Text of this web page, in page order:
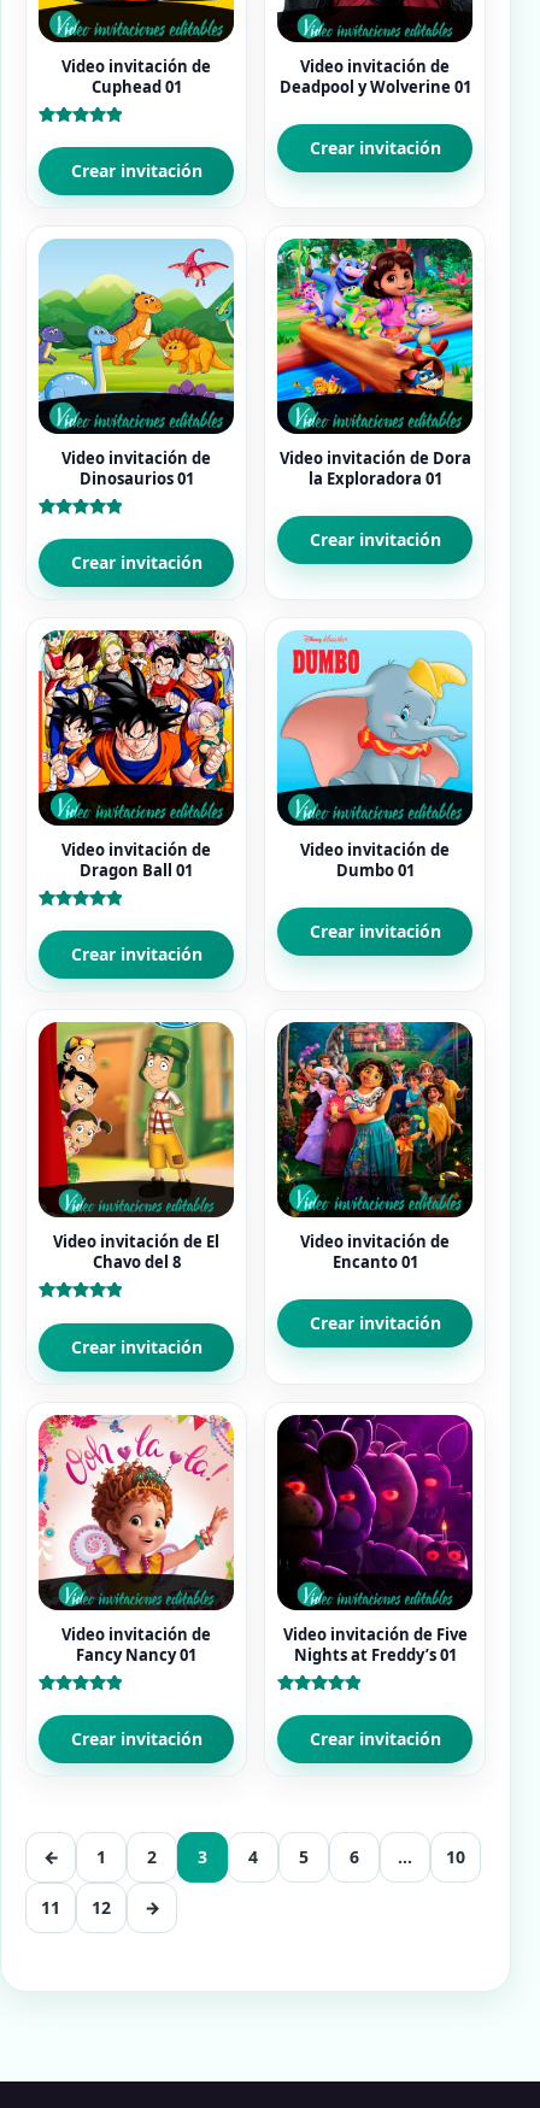
Video invitación de
Cuphead 01
con
5.00
de 5 Crear invitación
Video invitación de
Deadpool y Wolverine 01
Crear invitación
Video invitación de
Dinosaurios 01
con
5.00
de 5 Crear invitación
Video invitación de Dora
la Exploradora 01
Crear invitación
Video invitación de
Dragon Ball 01
con
5.00
de 5 Crear invitación
Video invitación de
Dumbo 01
Crear invitación
Video invitación de El
Chavo del 8
con
5.00
de 5 Crear invitación
Video invitación de
Encanto 01
Crear invitación
Video invitación de
Fancy Nancy 01
con
5.00
de 5 Crear invitación
Video invitación de Five
Nights at Freddy’s 01
con
5.00
de 5 Crear invitación
← 1 2 3 4 5 6 … 10
11 12 →